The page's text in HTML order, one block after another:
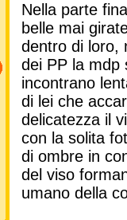
Nella parte
belle mai
dentro di loro,
dei PP la mdp
incontrano
di lei che
delicatezza il
con la solita
di ombre in
del viso
umano della